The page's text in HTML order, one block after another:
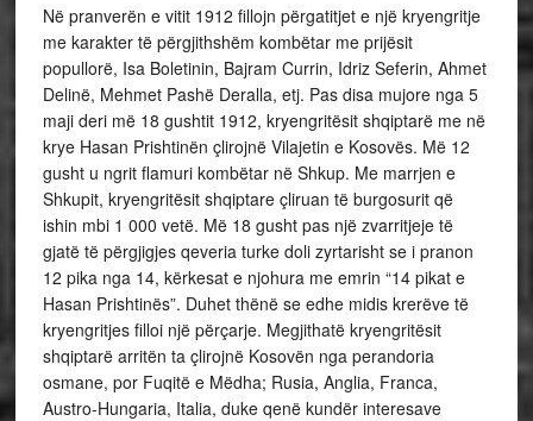
Në pranverën e vitit 1912 fillojn përgatitjet e një kryengritje
me karakter të përgjithshëm kombëtar me prijësit
popullorë, Isa Boletinin, Bajram Currin, Idriz Seferin, Ahmet
Delinë, Mehmet Pashë Deralla, etj. Pas disa mujore nga 5
maji deri më 18 gushtit 1912, kryengritësit shqiptarë me në
krye Hasan Prishtinën çlirojnë Vilajetin e Kosovës. Më 12
gusht u ngrit flamuri kombëtar në Shkup. Me marrjen e
Shkupit, kryengritësit shqiptare çliruan të burgosurit që
ishin mbi 1 000 vetë. Më 18 gusht pas një zvarritjeje të
gjatë të përgjigjes qeveria turke doli zyrtarisht se i pranon
12 pika nga 14, kërkesat e njohura me emrin “14 pikat e
Hasan Prishtinës”. Duhet thënë se edhe midis krerëve të
kryengritjes filloi një përçarje. Megjithatë kryengritësit
shqiptarë arritën ta çlirojnë Kosovën nga perandoria
osmane, por Fuqitë e Mëdha; Rusia, Anglia, Franca,
Austro-Hungaria, Italia, duke qenë kundër interesave